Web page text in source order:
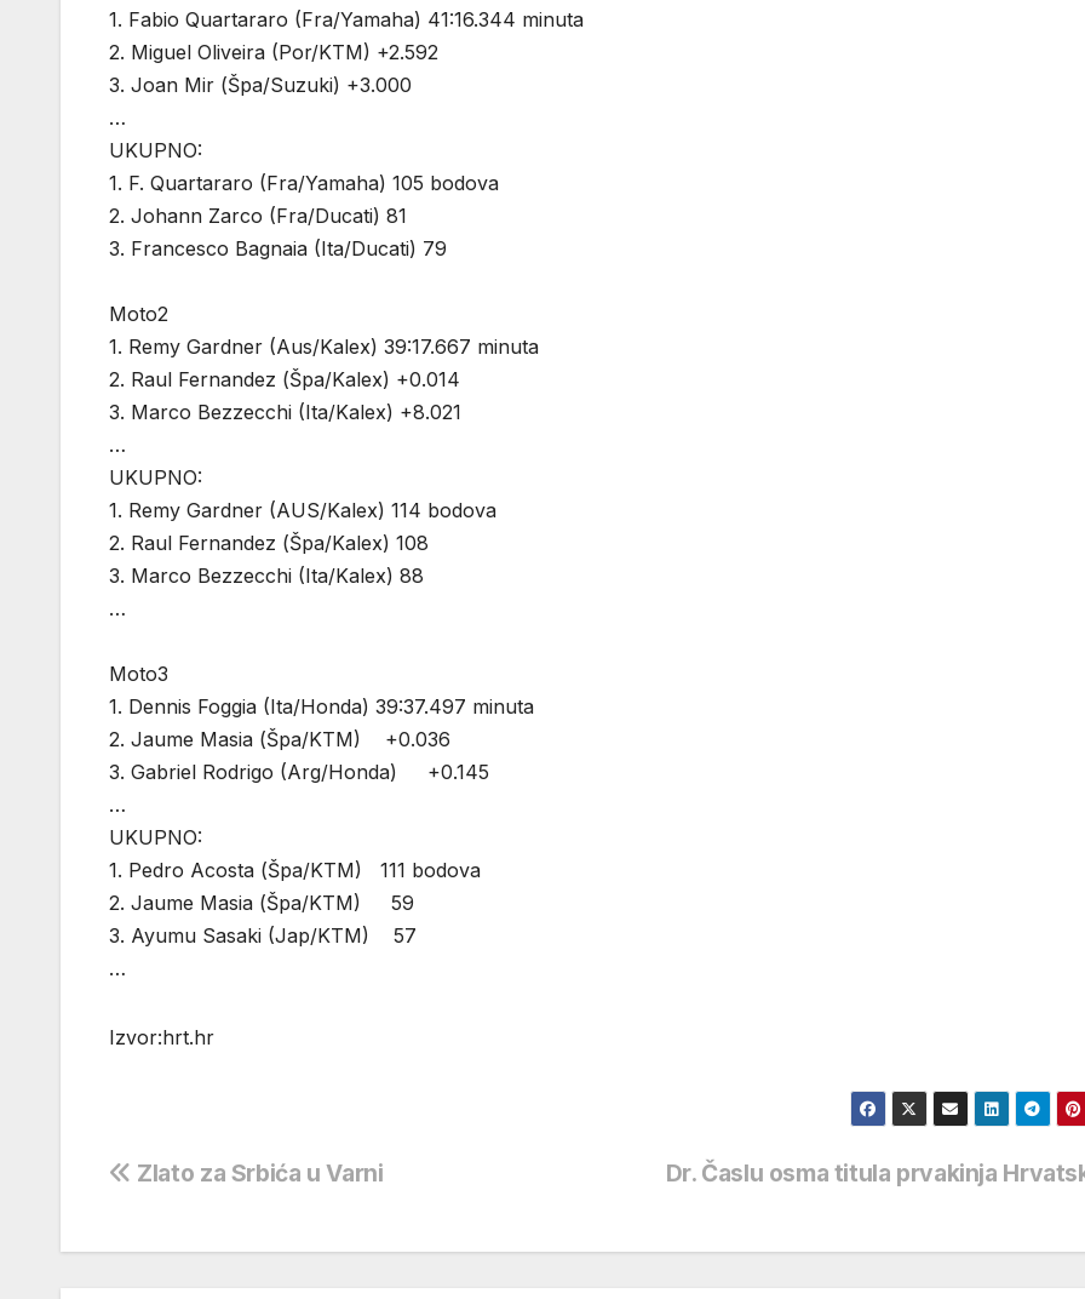
1. Fabio Quartararo (Fra/Yamaha) 41:16.344 minuta
2. Miguel Oliveira (Por/KTM) +2.592
3. Joan Mir (Špa/Suzuki) +3.000
…
UKUPNO:
1. F. Quartararo (Fra/Yamaha) 105 bodova
2. Johann Zarco (Fra/Ducati) 81
3. Francesco Bagnaia (Ita/Ducati) 79
Moto2
1. Remy Gardner (Aus/Kalex) 39:17.667 minuta
2. Raul Fernandez (Špa/Kalex) +0.014
3. Marco Bezzecchi (Ita/Kalex) +8.021
…
UKUPNO:
1. Remy Gardner (AUS/Kalex) 114 bodova
2. Raul Fernandez (Špa/Kalex) 108
3. Marco Bezzecchi (Ita/Kalex) 88
…
Moto3
1. Dennis Foggia (Ita/Honda) 39:37.497 minuta
2. Jaume Masia (Špa/KTM) +0.036
3. Gabriel Rodrigo (Arg/Honda) +0.145
…
UKUPNO:
1. Pedro Acosta (Špa/KTM) 111 bodova
2. Jaume Masia (Špa/KTM) 59
3. Ayumu Sasaki (Jap/KTM) 57
…
Izvor:hrt.hr
Navigacija
Dr. Časlu osma titula prvakinja
Zlato za Srbića u Varni